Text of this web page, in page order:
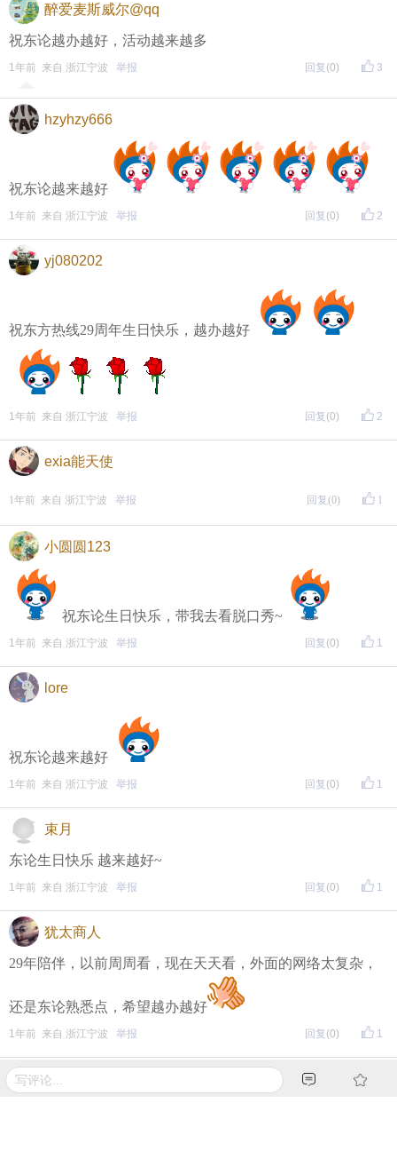
醉爱麦斯威尔@qq
祝东论越办越好，活动越来越多
3
1年前 来自 浙江宁波 举报 回复 (0)
hzyhzy666
祝东论越来越好
2
1年前 来自 浙江宁波 举报 回复 (0)
yj080202
祝东方热线29周年生日快乐，越办越好
2
1年前 来自 浙江宁波 举报 回复 (0)
exia能天使
1
1年前 来自 浙江宁波 举报 回复(0)
小圆圆123
祝东论生日快乐，带我去看脱口秀~
1
1年前 来自 浙江宁波 举报 回复 (0)
lore
祝东论越来越好
1
1年前 来自 浙江宁波 举报 回复 (0)
束月
东论生日快乐 越来越好~
1
1年前 来自 浙江宁波 举报 回复 (0)
犹太商人
29年陪伴，以前周周看，现在天天看，外面的网络太复杂，
还是东论熟悉点，希望越办越好
1
1年前 来自 浙江宁波 举报 回复 (0)
枫叶红火@qq